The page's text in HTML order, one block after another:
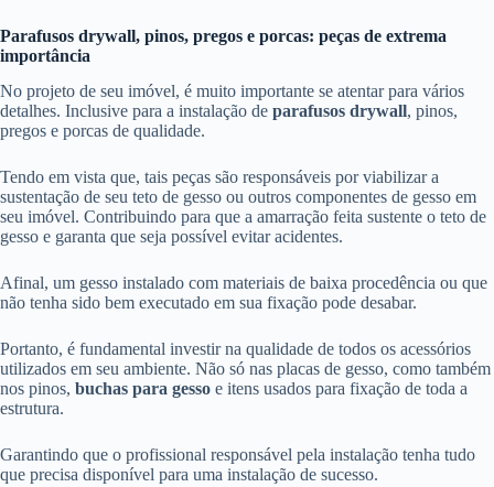
Parafusos drywall, pinos, pregos e porcas: peças de extrema
importância
No projeto de seu imóvel, é muito importante se atentar para vários
detalhes. Inclusive para a instalação de parafusos drywall, pinos,
pregos e porcas de qualidade.
Tendo em vista que, tais peças são responsáveis por viabilizar a
sustentação de seu teto de gesso ou outros componentes de gesso em
seu imóvel. Contribuindo para que a amarração feita sustente o teto de
gesso e garanta que seja possível evitar acidentes.
Afinal, um gesso instalado com materiais de baixa procedência ou que
não tenha sido bem executado em sua fixação pode desabar.
Portanto, é fundamental investir na qualidade de todos os acessórios
utilizados em seu ambiente. Não só nas placas de gesso, como também
nos pinos, buchas para gesso e itens usados para fixação de toda a
estrutura.
Garantindo que o profissional responsável pela instalação tenha tudo
que precisa disponível para uma instalação de sucesso.